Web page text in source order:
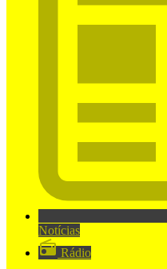
Notícias
Rádio